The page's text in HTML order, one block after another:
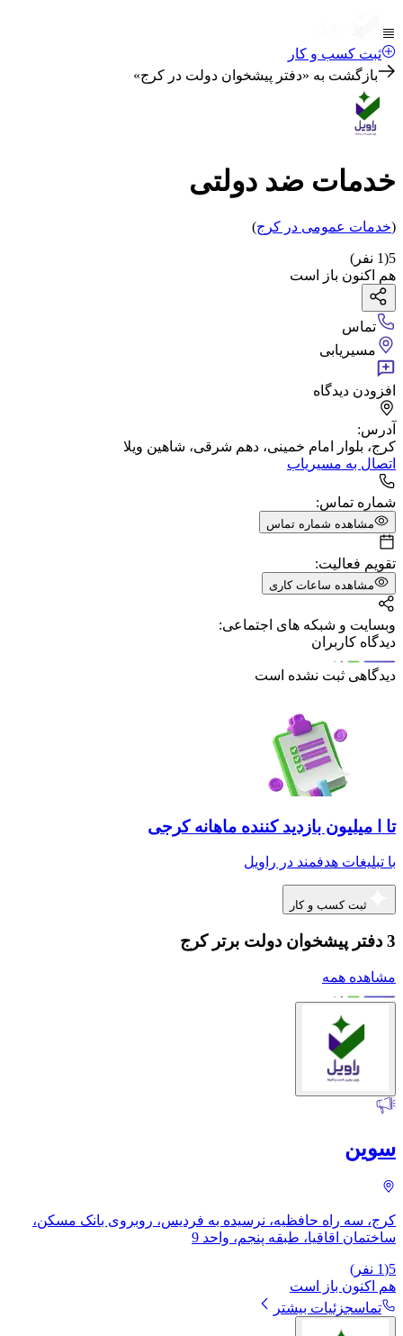
ثبت کسب و کار
بازگشت به «دفتر پیشخوان دولت در کرج»
خدمات ضد دولتی
(خدمات عمومی در کرج)
5
(
1 نفر)
هم اکنون باز است
تماس
مسیریابی
افزودن دیدگاه
آدرس:
کرج، بلوار امام خمینی، دهم شرقی، شاهین ویلا
اتصال به مسیریاب
شماره تماس:
مشاهده شماره تماس
تقویم فعالیت:
مشاهده ساعات کاری
وبسایت و شبکه های اجتماعی:
دیدگاه کاربران
دیدگاهی ثبت نشده است
تا ا میلیون بازدید کننده ماهانه کرجی
با تبلیغات هدفمند در راویل
ثبت کسب و کار
3 دفتر پیشخوان دولت برتر کرج
مشاهده همه
سوین
کرج، سه راه حافظیه، نرسیده به فردیس، روبروی بانک مسکن،
ساختمان اقاقیا، طبقه پنجم، واحد 9
5
(
1 نفر)
هم اکنون باز است
تماسجزئیات بیشتر